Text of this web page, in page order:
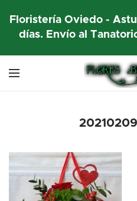
Floristería Oviedo -
días. Envío al